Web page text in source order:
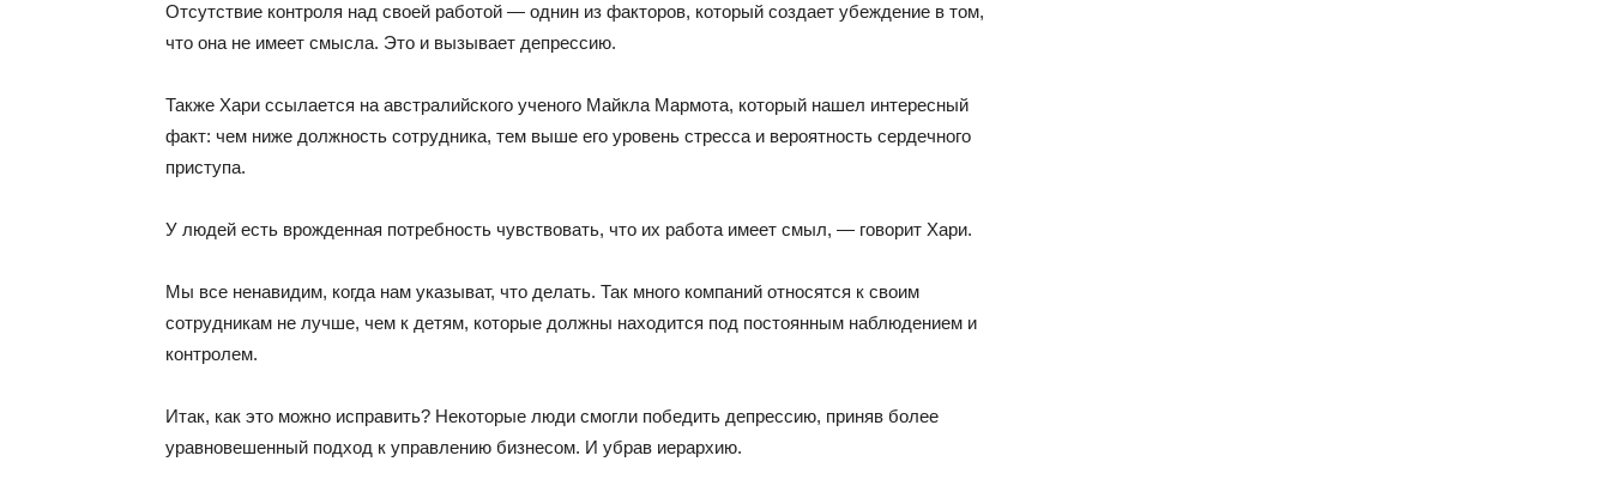
Отсутствие контроля над своей работой — однин из факторов, который создает убеждение в том,
что она не имеет смысла. Это и вызывает депрессию.
Также Хари ссылается на австралийского ученого Майкла Мармота, который нашел интересный
факт: чем ниже должность сотрудника, тем выше его уровень стресса и вероятность сердечного
приступа.
У людей есть врожденная потребность чувствовать, что их работа имеет смыл, — говорит Хари.
Мы все ненавидим, когда нам указыват, что делать. Так много компаний относятся к своим
сотрудникам не лучше, чем к детям, которые должны находится под постоянным наблюдением и
контролем.
Итак, как это можно исправить? Некоторые люди смогли победить депрессию, приняв более
уравновешенный подход к управлению бизнесом. И убрав иерархию.